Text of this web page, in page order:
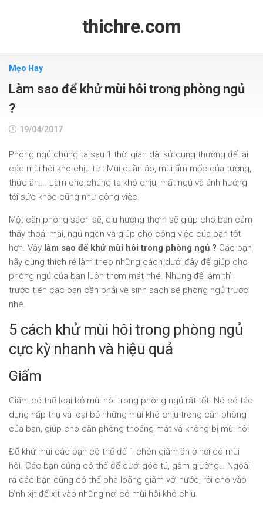
thichre.com
Mẹo Hay
Làm sao để khử mùi hôi trong phòng ngủ
?
19/04/2017
Phòng ngủ chúng ta sau 1 thời gian dài sử dụng thường để lại
các mùi hôi khó chịu từ : Mùi quần áo, mùi ẩm mốc của tường,
thức ăn…. Làm cho chúng ta khó chịu, mất ngủ và ảnh hưởng
tới sức khỏe cũng như công việc.
Một căn phòng sạch sẽ, dịu hương thơm sẽ giúp cho bạn cảm
thấy thoải mái, ngủ ngon và giúp cho công việc của bạn tốt
hơn. Vậy làm sao để khử mùi hôi trong phòng ngủ ? Các bạn
hãy cùng thích rẻ làm theo những cách dưới đây để giúp cho
phòng ngủ của bạn luôn thơm mát nhé. Nhưng để làm thì
trước tiên các bạn cần phải vệ sinh sạch sẽ phòng ngủ trước
nhé.
5 cách khử mùi hôi trong phòng ngủ
cực kỳ nhanh và hiệu quả
Giấm
Giấm có thể loại bỏ mùi hòi trong phòng ngủ rất tốt. Nó có tác
dụng hấp thụ và loại bỏ những mùi khó chịu trong căn phòng
của bạn, giúp cho căn phòng thoáng mát và không bị mùi hôi
Để khử mùi các bạn có thể để 1 chén giấm ăn ở nơi có mùi
hôi. Các bạn củng có thể để dưới góc tủ, gầm giường… Ngoài
ra các bạn cũng có thể pha loãng giấm với nước, rồi cho vào
bình xịt để xịt vào những nơi có mùi hôi khó chịu.